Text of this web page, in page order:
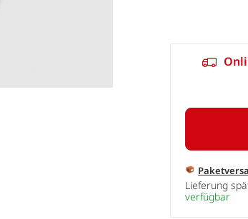
Lieferung
verfügbar